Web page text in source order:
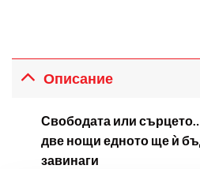
Описание
Свободата или
две нощи едното ще ѝ
завинаги